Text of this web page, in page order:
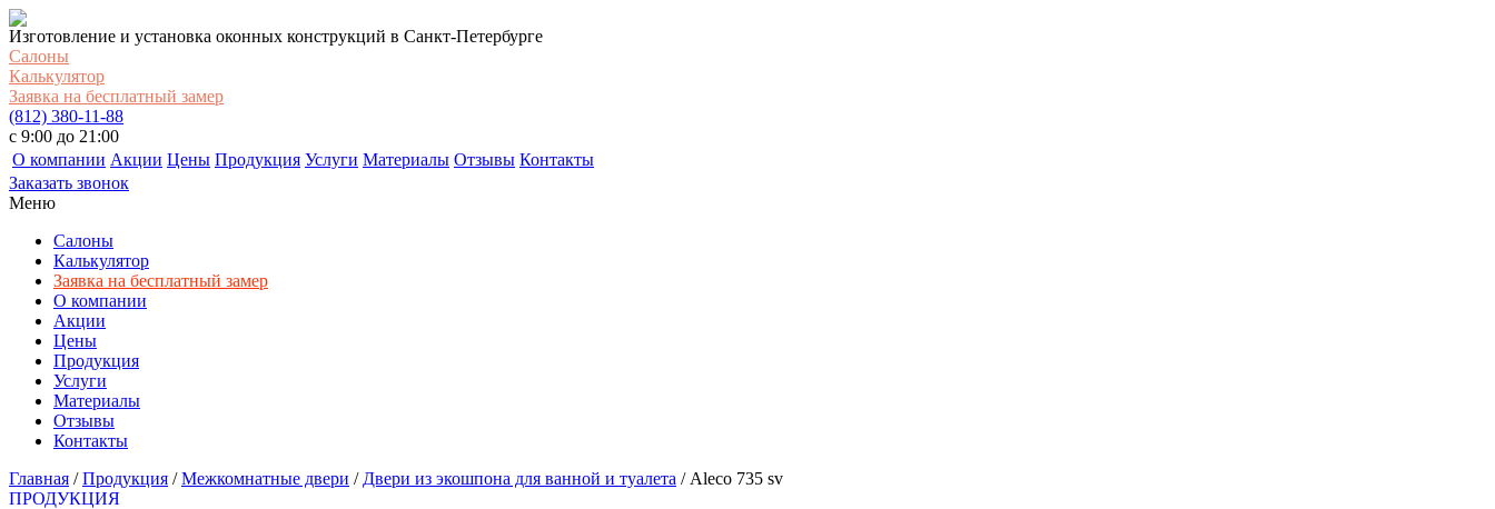
Изготовление и установка оконных конструкций в Санкт-Петербурге
Салоны
Калькулятор
Заявка на бесплатный замер
(812) 380-11-88
c 9:00 до 21:00
О компании Акции Цены Продукция Услуги Материалы Отзывы Контакты
Заказать звонок
Меню
Салоны
Калькулятор
Заявка на бесплатный замер
О компании
Акции
Цены
Продукция
Услуги
Материалы
Отзывы
Контакты
Главная /Продукция /Межкомнатные двери / Двери из экошпона для ванной и туалета / Aleco 735 sv
ПРОДУКЦИЯ